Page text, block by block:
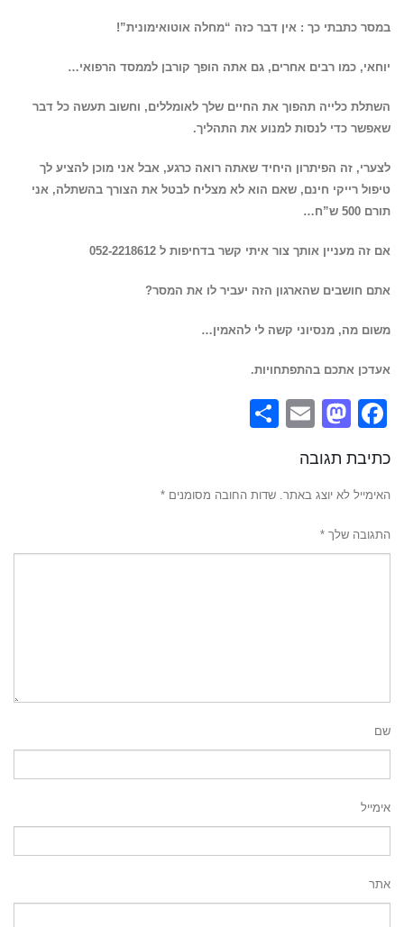
במסר כתבתי כך : אין דבר כזה “מחלה אוטואימונית”!
יוחאי, כמו רבים אחרים, גם אתה הופך קורבן לממסד הרפואי…
השתלת כלייה תהפוך את החיים שלך לאומללים, וחשוב תעשה כל דבר
שאפשר כדי לנסות למנוע את התהליך.
לצערי, זה הפיתרון היחיד שאתה רואה כרגע, אבל אני מוכן להציע לך
טיפול רייקי חינם, שאם הוא לא מצליח לבטל את הצורך בהשתלה, אני
תורם 500 ש”ח…
אם זה מעניין אותך צור איתי קשר בדחיפות ל 052-2218612
אתם חושבים שהארגון הזה יעביר לו את המסר?
משום מה, מנסיוני קשה לי להאמין…
אעדכן אתכם בהתפתחויות.
Facebook
Mastodon
Email
כתיבת תגובה
האימייל לא יוצג באתר. שדות החובה מסומנים *
התגובה שלך *
שם
אימייל
אתר